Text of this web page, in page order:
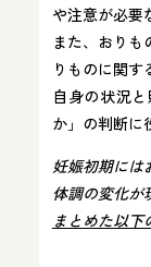
や注意が必要
また、おり
りものに関す
自身の状況
か」の判断に
妊娠初期には
体調の変化が
まとめた以